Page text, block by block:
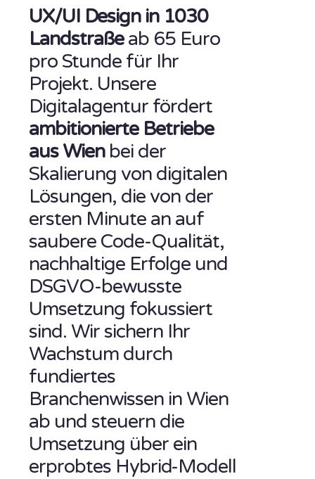
UX/UI Design in 1030
Landstraßeab 65 Euro
pro Stunde für Ihr
Projekt. Unsere
Digitalagentur fördert
ambitionierte Betriebe
aus Wienbei der
Skalierung von digitalen
Lösungen, die von der
ersten Minute an auf
saubere Code-Qualität,
nachhaltige Erfolge und
DSGVO-bewusste
Umsetzung fokussiert
sind. Wir sichern Ihr
Wachstum durch
fundiertes
Branchenwissen in Wien
ab und steuern die
Umsetzung über ein
erprobtes Hybrid-Modell